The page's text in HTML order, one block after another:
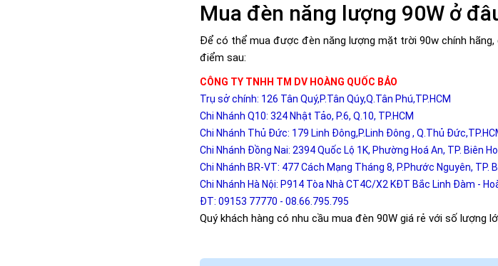
Mua đèn năng lượng 90W ở
Để có thể mua được đèn năng lượng mặt trời 90w chính hãng,
điểm sau:
CÔNG TY TNHH TM DV HOÀNG QUỐC BẢO
Trụ sở chính: 126 Tân Quý,P.Tân Qúy,Q.Tân Phú,TP.HCM
Chi Nhánh Q10: 324 Nhật Tảo, P.6, Q.10, TP.HCM
Chi Nhánh Thủ Đức: 179 Linh Đông,P.Linh Đông , Q.Thủ
Chi Nhánh Đồng Nai: 2394 Quốc Lộ 1K, Phường Hoá An, TP. Biên
Chi Nhánh BR-VT: 477 Cách Mạng Tháng 8, P.Phước Nguyên, TP.
Chi Nhánh Hà Nội: P914 Tòa Nhà CT4C/X2 KĐT Bắc Linh Đàm -
ĐT: 09153 77770 - 08.66.795.795
Quý khách hàng có nhu cầu mua đèn 90W giá rẻ với số lượng